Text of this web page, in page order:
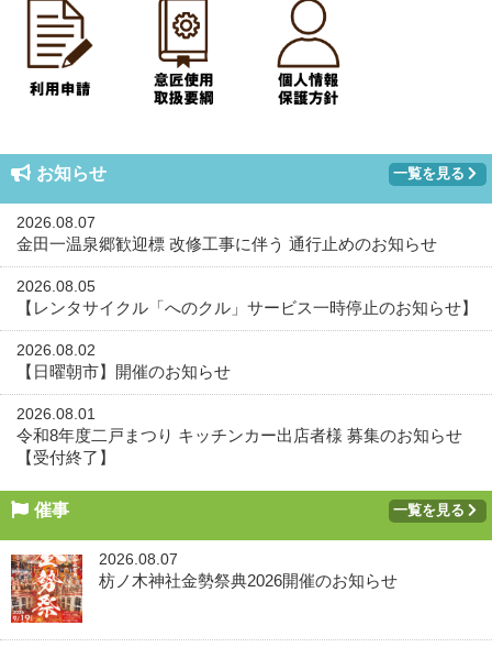
お知らせ 一覧を見る
2026.08.07
金田一温泉郷歓迎標 改修工事に伴う 通行止めのお知らせ
2026.08.05
【レンタサイクル「へのクル」サービス一時停止のお知らせ】
2026.08.02
【日曜朝市】開催のお知らせ
2026.08.01
令和8年度二戸まつり キッチンカー出店者様 募集のお知らせ
【受付終了】
催事 一覧を見る
2026.08.07
枋ノ木神社金勢祭典2026開催のお知らせ